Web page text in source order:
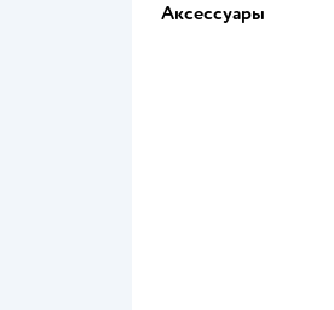
Аксессуары